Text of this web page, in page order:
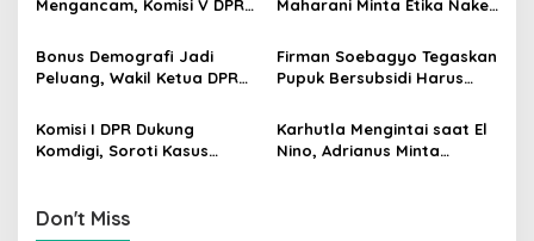
a
t
i
o
n
Mengancam, Komisi V DPR
Kesiapan Petani Indramayu
Maharani Minta Etika Nakes
Dievaluasi
Bonus Demografi Jadi
Peluang, Wakil Ketua DPR
Tembus Pasar Kerja Global
Firman Soebagyo Tegaskan
Pupuk Bersubsidi Harus
Wajib Sesuai RDKK
Komisi I DPR Dukung
Komdigi, Soroti Kasus
Karhutla Mengintai saat El
Nino, Adrianus Minta
Don't Miss